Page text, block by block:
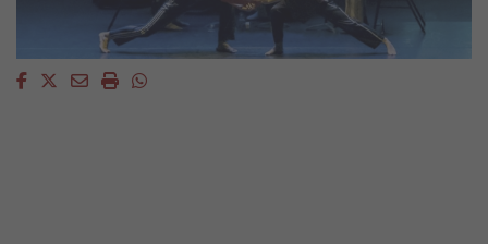
Facebook
Twitter
EmailImprimirWhatsapp